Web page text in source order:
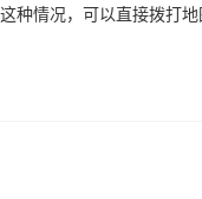
种情况，可以直接拨打